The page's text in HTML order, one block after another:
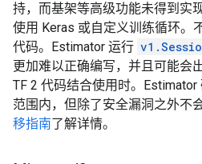
持，而基架等高级功能未得到实
使用 Keras 或自定义训练循环。
代码。Estimator 运行
更加难以正确编写，并且可能会
TF 2 代码结合使用时。Estimator
范围内，但除了安全漏洞之外不
移指南了解详情。